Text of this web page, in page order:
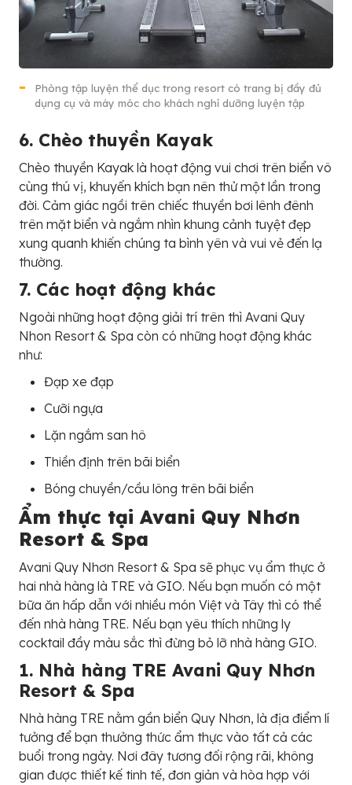
Phòng tập luyện thể dục trong resort có trang bị đầy đủ
dụng cụ và máy móc cho khách nghỉ dưỡng luyện tập
6. Chèo thuyền Kayak
Chèo thuyền Kayak là hoạt động vui chơi trên biển vô
cùng thú vị, khuyến khích bạn nên thử một lần trong
đời. Cảm giác ngồi trên chiếc thuyền bơi lênh đênh
trên mặt biển và ngắm nhìn khung cảnh tuyệt đẹp
xung quanh khiến chúng ta bình yên và vui vẻ đến lạ
thường.
7. Các hoạt động khác
Ngoài những hoạt động giải trí trên thì Avani Quy
Nhon Resort & Spa còn có những hoạt động khác
như:
Đạp xe đạp
Cưỡi ngựa
Lặn ngắm san hô
Thiền định trên bãi biển
Bóng chuyền/cầu lông trên bãi biển
Ẩm thực tại Avani Quy Nhơn
Resort & Spa
Avani Quy Nhơn Resort & Spa sẽ phục vụ ẩm thực ở
hai nhà hàng là TRE và GIO. Nếu bạn muốn có một
bữa ăn hấp dẫn với nhiều món Việt và Tây thì có thể
đến nhà hàng TRE. Nếu bạn yêu thích những ly
cocktail đầy màu sắc thì đừng bỏ lỡ nhà hàng GIO.
1. Nhà hàng TRE Avani Quy Nhơn
Resort & Spa
Nhà hàng TRE nằm gần biển Quy Nhơn, là địa điểm lí
tưởng để bạn thưởng thức ẩm thực vào tất cả các
buổi trong ngày. Nơi đây tương đối rộng rãi, không
gian được thiết kế tinh tế, đơn giản và hòa hợp với